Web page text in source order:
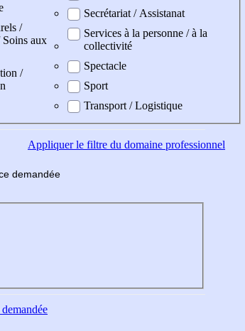
/
aux
/
Secrétariat / Assistanat
Services à la personne / à la
collectivité
Spectacle
Sport
Transport / Logistique
Appliquerle filtre du domaine professionnel
demandée